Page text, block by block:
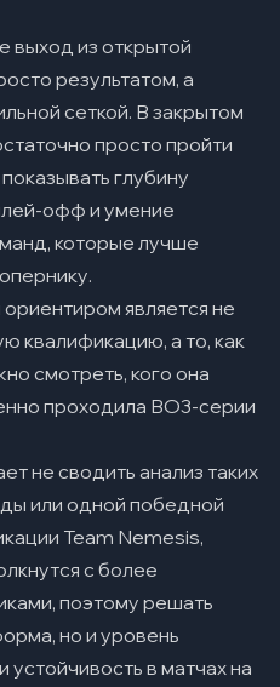
выход из открытой
результатом, а
сеткой. В закрытом
просто пройти
глубину
офф и умение
которые лучше
является не
квалификацию, а то, как
смотреть, кого она
проходила BO3-серии
не сводить анализ таких
или одной победной
Team Nemesis,
с более
поэтому решать
но и уровень
устойчивость в матчах на